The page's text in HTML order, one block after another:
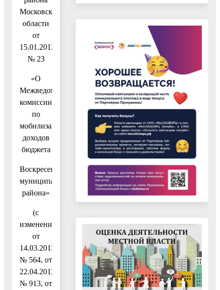
Московской
области
от
15.01.2013
№ 23
«О
Межведомственной
комиссии
по
мобилизации
доходов
бюджета
Воскресенского
муниципального
района»
(с
изменениями
от
14.03.2013
№ 564, от
22.04.2013
№ 913, от